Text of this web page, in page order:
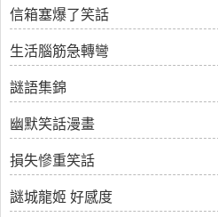
信箱塞爆了笑話
生活腦筋急轉彎
謎語集錦
幽默笑話漫畫
損失慘重笑話
謎城龍姬 好感度